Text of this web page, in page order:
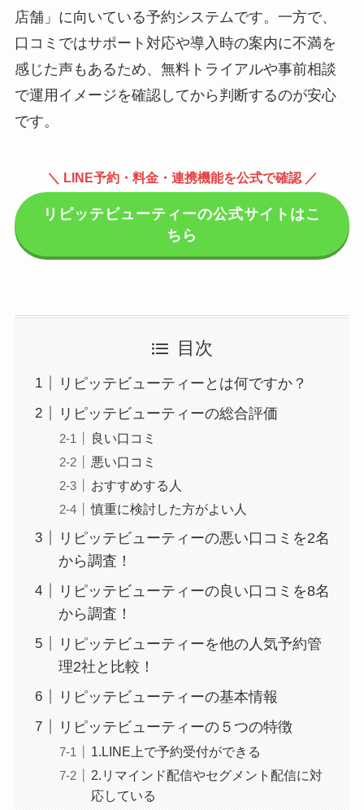
店舗」に向いている予約システムです。一方で、
口コミではサポート対応や導入時の案内に不満を
感じた声もあるため、無料トライアルや事前相談
で運用イメージを確認してから判断するのが安心
です。
＼ LINE予約・料金・連携機能を公式で確認 ／
リピッテビューティーの公式サイトはこ
ちら
目次
リピッテビューティーとは何ですか？
リピッテビューティーの総合評価
良い口コミ
悪い口コミ
おすすめする人
慎重に検討した方がよい人
リピッテビューティーの悪い口コミを2名
から調査！
リピッテビューティーの良い口コミを8名
から調査！
リピッテビューティーを他の人気予約管
理2社と比較！
リピッテビューティーの基本情報
リピッテビューティーの５つの特徴
1.LINE上で予約受付ができる
2.リマインド配信やセグメント配信に対
応している